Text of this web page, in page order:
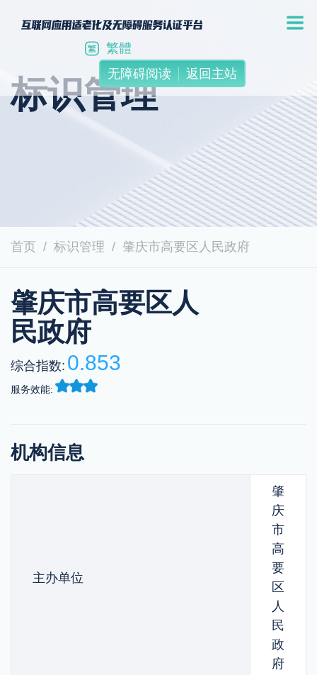
繁體
无障碍阅读
返回主站
标识管理
首页 标识管理 肇庆市高要区人民政府
肇庆市高要区人
民政府
综合指数: 0.853
服务效能:
机构信息
主办单位
肇
庆
市
高
要
区
人
民
政
府